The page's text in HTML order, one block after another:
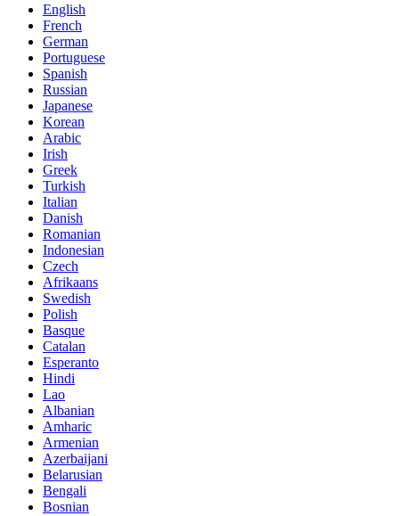
English
French
German
Portuguese
Spanish
Russian
Japanese
Korean
Arabic
Irish
Greek
Turkish
Italian
Danish
Romanian
Indonesian
Czech
Afrikaans
Swedish
Polish
Basque
Catalan
Esperanto
Hindi
Lao
Albanian
Amharic
Armenian
Azerbaijani
Belarusian
Bengali
Bosnian